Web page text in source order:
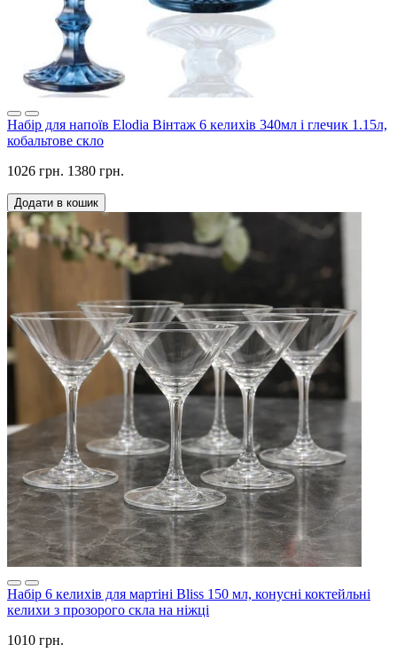
Набір для напоїв Elodia Вінтаж 6 келихів 340мл і глечик 1.15л,
кобальтове скло
1026 грн. 1380 грн.
Додати в кошик
Набір 6 келихів для мартіні Bliss 150 мл, конусні коктейльні
келихи з прозорого скла на ніжці
1010 грн.